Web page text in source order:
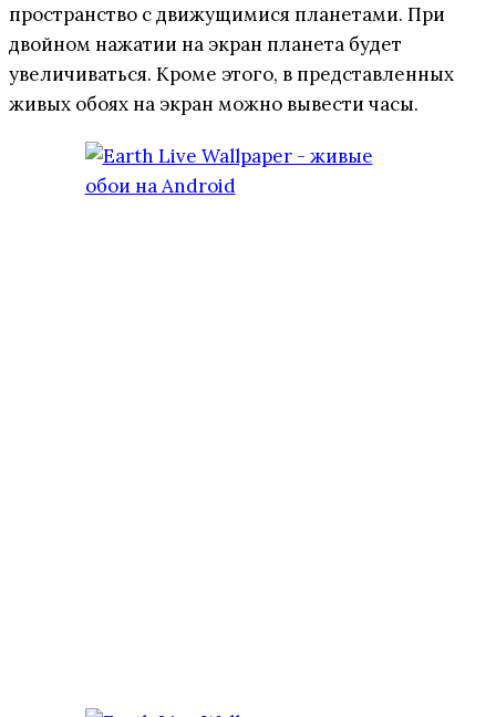
пространство с движущимися планетами. При
двойном нажатии на экран планета будет
увеличиваться. Кроме этого, в представленных
живых обоях на экран можно вывести часы.